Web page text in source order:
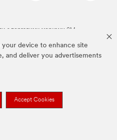
your device to enhance site
and deliver you advertisements
Accept Cookies
є торговими марками 3M.